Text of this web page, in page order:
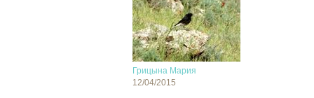
Грицына Мария
12/04/2015